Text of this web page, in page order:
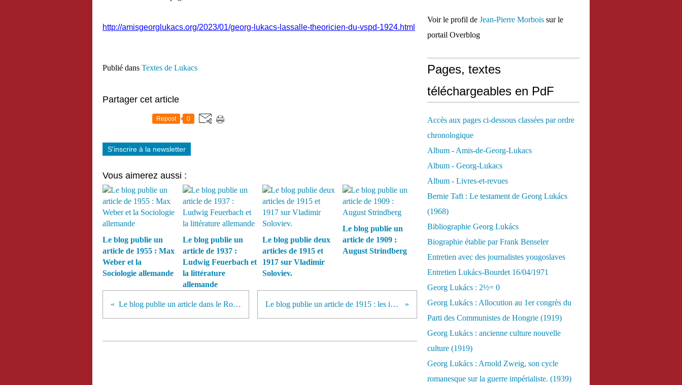
http://amisgeorglukacs.org/2023/01/georg-lukacs-lassalle-theoricien-du-vspd-1924.html
Publié dans Textes de Lukacs
Partager cet article
Repost 0
S'inscrire à la newsletter
Vous aimerez aussi :
Le blog publie un
article de 1955 : Max
Weber et la
Sociologie allemande
Le blog publie un
article de 1937 :
Ludwig Feuerbach et
la littérature
allemande
Le blog publie deux
articles de 1915 et
1917 sur Vladimir
Soloviev.
Le blog publie un
article de 1909 :
August Strindberg
Le blog publie un article dans le Rote Fahne du 7 novembre 1922. Le blog publie un article de 1915 : les intellectuels allemands et la guerre.
Voir le profil de Jean-Pierre Morbois sur le
portail Overblog
Pages, textes
téléchargeables en PdF
Accès aux pages ci-dessous classées par ordre
chronologique
Album - Amis-de-Georg-Lukacs
Album - Georg-Lukacs
Album - Livres-et-revues
Bernie Taft : Le testament de Georg Lukács
(1968)
Bibliographie Georg Lukács
Biographie établie par Frank Benseler
Entretien avec des journalistes yougoslaves
Entretien Lukács-Bourdet 16/04/1971
Georg Lukács : 2½= 0
Georg Lukács : Allocution au 1er congrès du
Parti des Communistes de Hongrie (1919)
Georg Lukács : ancienne culture nouvelle
culture (1919)
Georg Lukács : Arnold Zweig, son cycle
romanesque sur la guerre impérialiste. (1939)